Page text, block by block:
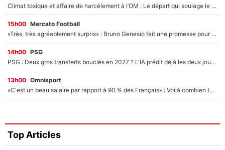
Climat toxique et affaire de harcèlement à l’OM : Le départ qui soulage le vestiaire de Bruno Genesio
15h00 Mercato Football
«Très, très agréablement surpris» : Bruno Genesio fait une promesse pour la suite du mercato de l’OM et rassure les supporters
14h00 PSG
PSG : Deux gros transferts bouclés en 2027 ? L'IA prédit déjà les deux joueurs qui pourraient rejoindre Luis Enrique !
13h00 Omnisport
«C'est un beau salaire par rapport à 90 % des Français» : Voilà combien touchait Nelson Monfort sur France Télévisions avant de rejoindre CNews
Top Articles